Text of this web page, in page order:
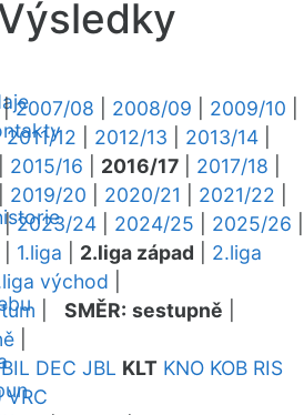
2007/08 2008/09 2009/10
2011/12 2012/13 2013/14
2015/16 2016/17 2017/18
2019/20 2020/21 2021/22
|2023/24 2024/25 2025/26
1.liga 2.liga západ
2.liga
východ
SMĚR: sestupně
BIL DEC JBL KLT KNO KOB RIS
VRC